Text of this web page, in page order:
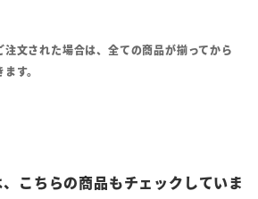
文された場合は、全ての商品が揃ってから
す。
こちらの商品もチェックしていま